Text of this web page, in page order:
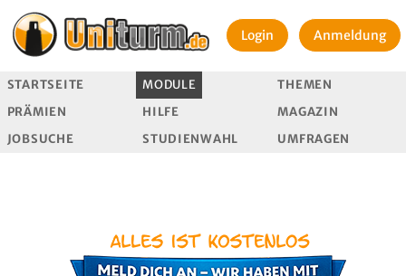
Login Anmeldung
STARTSEITE MODULE
THEMEN
PRÄMIEN
HILFE
MAGAZIN
JOBSUCHE
STUDIENWAHL UMFRAGEN